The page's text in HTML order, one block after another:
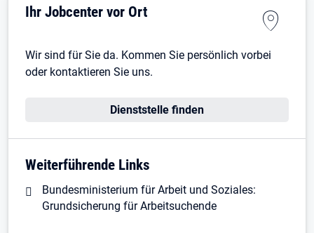
Ihr Jobcenter vor Ort
Wir sind für Sie da. Kommen Sie persönlich vorbei
oder kontaktieren Sie uns.
Dienststelle finden
Weiterführende Links
Bundesministerium für Arbeit und Soziales:
Grundsicherung für Arbeitsuchende